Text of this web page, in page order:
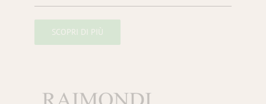
SCOPRI DI PIÙ